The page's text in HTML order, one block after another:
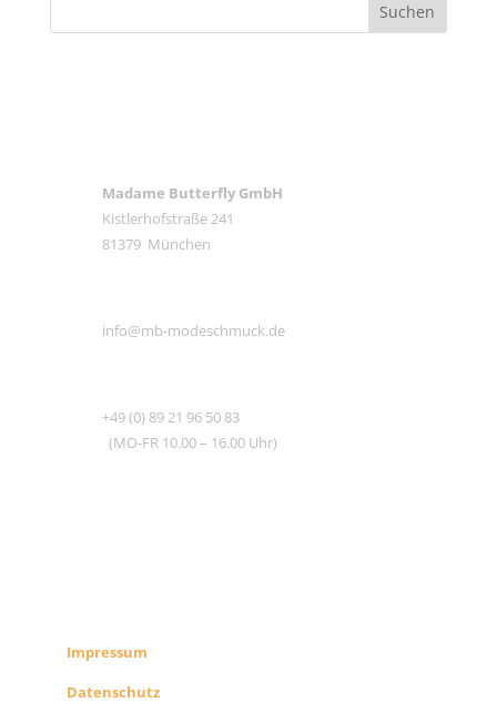
Madame Butterfly GmbH
Kistlerhofstraße 241
81379 München
info@mb-modeschmuck.de
+49 (0) 89 21 96 50 83
(MO-FR 10.00 – 16.00 Uhr)
Impressum
Datenschutz